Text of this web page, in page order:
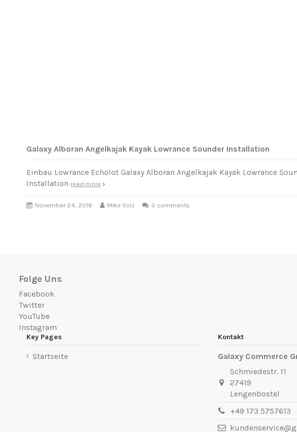
Galaxy Alboran Angelkajak Kayak Lowrance Sounder Installation
Einbau Lowrance Echolot Galaxy Alboran Angelkajak Kayak Lowrance
Installation read more
November 24, 2016 Mike Volz 0 comments
Folge Uns
Facebook
Twitter
YouTube
Instagram
Key Pages
Startseite
Kontakt
Galaxy Commerce
Schmiedestr. 11
27419
Lengenbostel
+49 173 5757613